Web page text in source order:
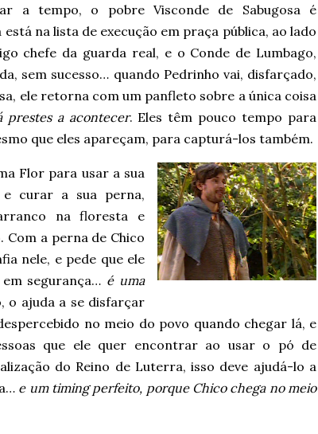
a tempo, o pobre Visconde de Sabugosa é
na lista de execução em praça pública, ao lado
chefe da guarda real, e o Conde de Lumbago,
sem sucesso… quando Pedrinho vai, disfarçado,
ele retorna com um panfleto sobre a única coisa
prestes a acontecer. Eles têm pouco tempo para
que eles apareçam, para capturá-los também.
Flor para usar a sua
curar a sua perna,
na floresta e
a perna de Chico
nele, e pede que ele
segurança… é uma
o ajuda a se disfarçar
no meio do povo quando chegar lá, e
que ele quer encontrar ao usar o pó de
do Reino de Luterra, isso deve ajudá-lo a
e um timing perfeito, porque Chico chega no meio